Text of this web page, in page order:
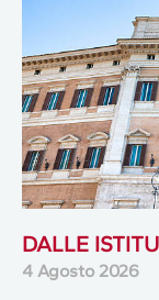
DALLE
4 Agosto 2026